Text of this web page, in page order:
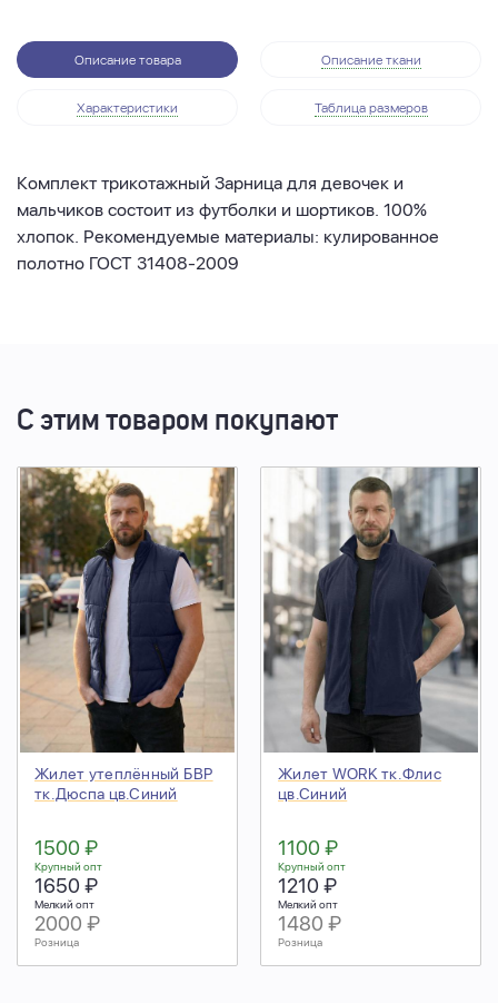
Описание товара Описание ткани
Характеристики Таблица размеров
Комплект трикотажный Зарница для девочек и
мальчиков состоит из футболки и шортиков. 100%
хлопок. Рекомендуемые материалы: кулированное
полотно ГОСТ 31408-2009
С этим товаром покупают
Жилет утеплённый БВР
тк.Дюспа цв.Синий
1500 ₽
Крупный опт
1650 ₽
Мелкий опт
2000 ₽
Розница
Жилет WORK тк.Флис
цв.Синий
1100 ₽
Крупный опт
1210 ₽
Мелкий опт
1480 ₽
Розница